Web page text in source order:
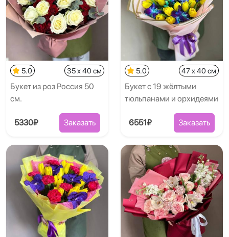
5.0 35 x 40 см
Букет из роз Россия 50
см.
5330₽ Заказать
5.0 47 x 40 см
Букет с 19 жёлтыми
тюльпанами и орхидеями
6551₽ Заказать